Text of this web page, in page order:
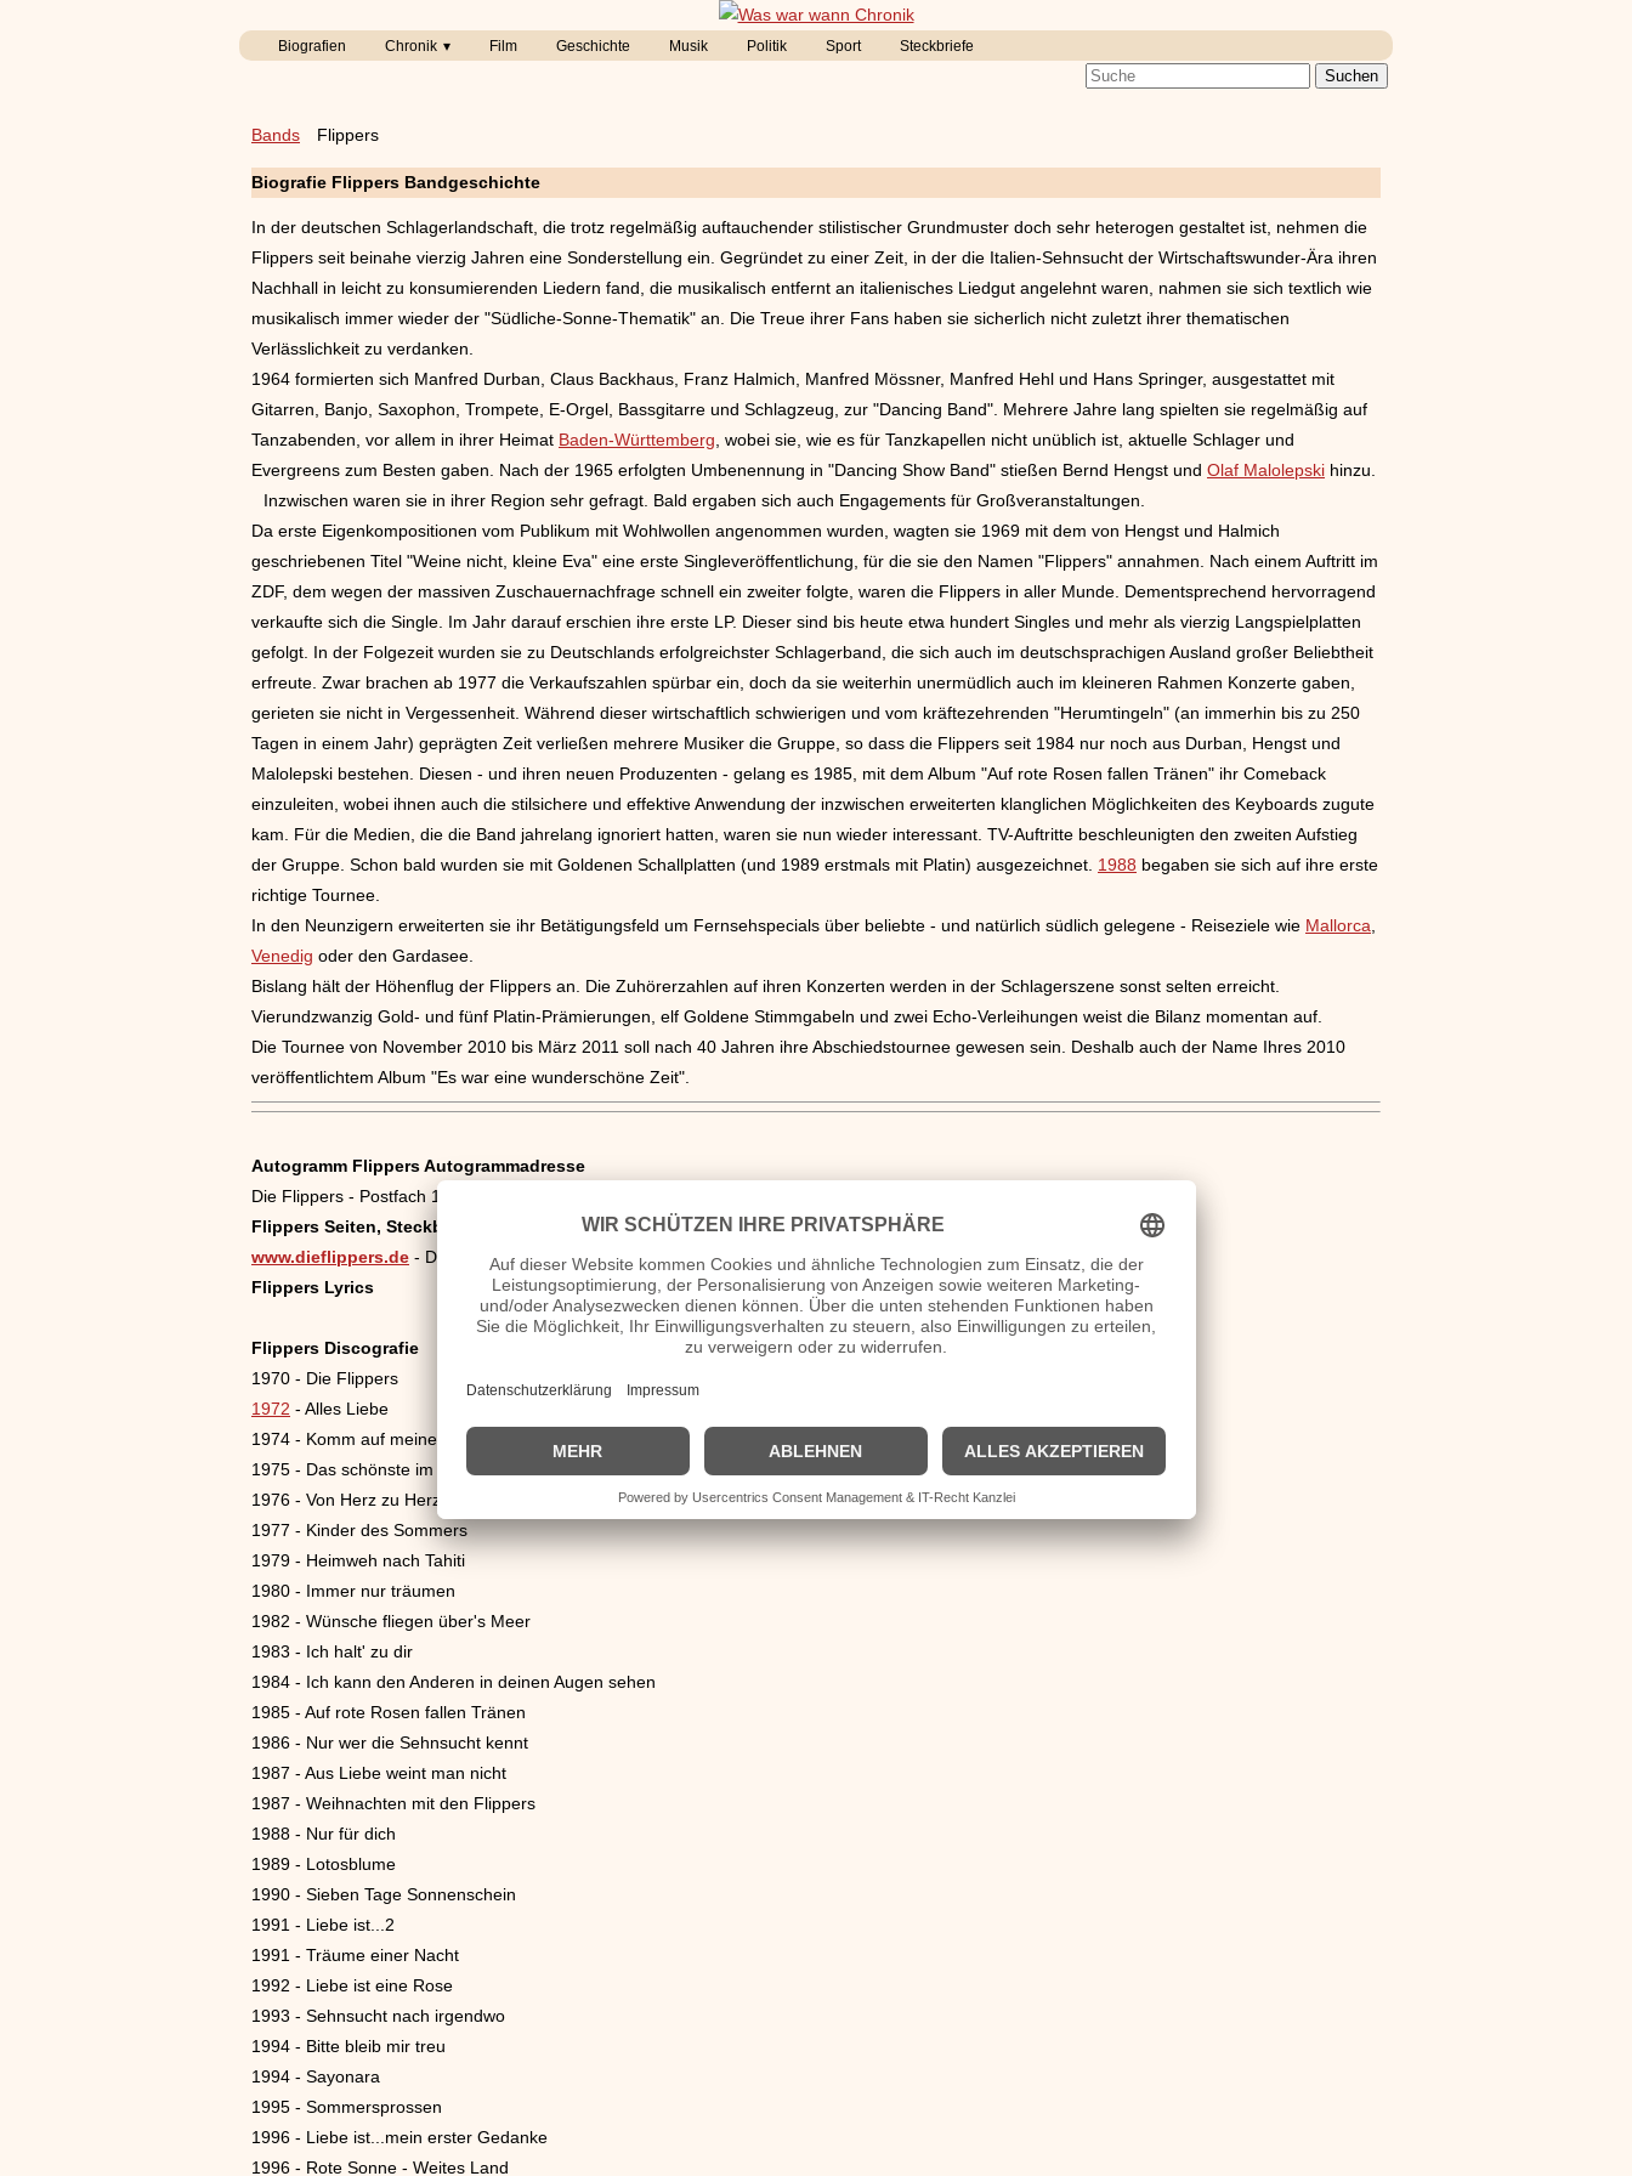
Biografien Chronik Film Geschichte Musik Politik Sport Steckbriefe
Bands Flippers
Biografie Flippers Bandgeschichte
In der deutschen Schlagerlandschaft, die trotz regelmäßig auftauchender stilistischer Grundmuster doch sehr heterogen gestaltet ist, nehmen die
Flippers seit beinahe vierzig Jahren eine Sonderstellung ein. Gegründet zu einer Zeit, in der die Italien-Sehnsucht der Wirtschaftswunder-Ära ihren
Nachhall in leicht zu konsumierenden Liedern fand, die musikalisch entfernt an italienisches Liedgut angelehnt waren, nahmen sie sich textlich wie
musikalisch immer wieder der "Südliche-Sonne-Thematik" an. Die Treue ihrer Fans haben sie sicherlich nicht zuletzt ihrer thematischen
Verlässlichkeit zu verdanken.
1964 formierten sich Manfred Durban, Claus Backhaus, Franz Halmich, Manfred Mössner, Manfred Hehl und Hans Springer, ausgestattet mit
Gitarren, Banjo, Saxophon, Trompete, E-Orgel, Bassgitarre und Schlagzeug, zur "Dancing Band". Mehrere Jahre lang spielten sie regelmäßig auf
Tanzabenden, vor allem in ihrer Heimat Baden-Württemberg , wobei sie, wie es für Tanzkapellen nicht unüblich ist, aktuelle Schlager und
Evergreens zum Besten gaben. Nach der 1965 erfolgten Umbenennung in "Dancing Show Band" stießen Bernd Hengst und Olaf Malolepski hinzu.
Inzwischen waren sie in ihrer Region sehr gefragt. Bald ergaben sich auch Engagements für Großveranstaltungen.
Da erste Eigenkompositionen vom Publikum mit Wohlwollen angenommen wurden, wagten sie 1969 mit dem von Hengst und Halmich
geschriebenen Titel "Weine nicht, kleine Eva" eine erste Singleveröffentlichung, für die sie den Namen "Flippers" annahmen. Nach einem Auftritt im
ZDF, dem wegen der massiven Zuschauernachfrage schnell ein zweiter folgte, waren die Flippers in aller Munde. Dementsprechend hervorragend
verkaufte sich die Single. Im Jahr darauf erschien ihre erste LP. Dieser sind bis heute etwa hundert Singles und mehr als vierzig Langspielplatten
gefolgt. In der Folgezeit wurden sie zu Deutschlands erfolgreichster Schlagerband, die sich auch im deutschsprachigen Ausland großer Beliebtheit
erfreute. Zwar brachen ab 1977 die Verkaufszahlen spürbar ein, doch da sie weiterhin unermüdlich auch im kleineren Rahmen Konzerte gaben,
gerieten sie nicht in Vergessenheit. Während dieser wirtschaftlich schwierigen und vom kräftezehrenden "Herumtingeln" (an immerhin bis zu 250
Tagen in einem Jahr) geprägten Zeit verließen mehrere Musiker die Gruppe, so dass die Flippers seit 1984 nur noch aus Durban, Hengst und
Malolepski bestehen. Diesen - und ihren neuen Produzenten - gelang es 1985, mit dem Album "Auf rote Rosen fallen Tränen" ihr Comeback
einzuleiten, wobei ihnen auch die stilsichere und effektive Anwendung der inzwischen erweiterten klanglichen Möglichkeiten des Keyboards zugute
kam. Für die Medien, die die Band jahrelang ignoriert hatten, waren sie nun wieder interessant. TV-Auftritte beschleunigten den zweiten Aufstieg
der Gruppe. Schon bald wurden sie mit Goldenen Schallplatten (und 1989 erstmals mit Platin) ausgezeichnet. 1988 begaben sie sich auf ihre erste
richtige Tournee.
In den Neunzigern erweiterten sie ihr Betätigungsfeld um Fernsehspecials über beliebte - und natürlich südlich gelegene - Reiseziele wie Mallorca
Venedig oder den Gardasee.
Bislang hält der Höhenflug der Flippers an. Die Zuhörerzahlen auf ihren Konzerten werden in der Schlagerszene sonst selten erreicht.
Vierundzwanzig Gold- und fünf Platin-Prämierungen, elf Goldene Stimmgabeln und zwei Echo-Verleihungen weist die Bilanz momentan auf.
Die Tournee von November 2010 bis März 2011 soll nach 40 Jahren ihre Abschiedstournee gewesen sein. Deshalb auch der Name Ihres 2010
veröffentlichtem Album "Es war eine wunderschöne Zeit".
Autogramm Flippers Autogrammadresse
Die Flippers - Postfach 1265 - 75438 Knittlingen
Flippers Seiten, Steckbrief, Kurzbio etc.
www.dieflippers.de - Die Flippers Homepage
Flippers Lyrics
Flippers Discografie
1970 - Die Flippers
1972 - Alles Liebe
1974 - Komm auf meine Insel
1975 - Das schönste im Leben
1976 - Von Herz zu Herz
1977 - Kinder des Sommers
1979 - Heimweh nach Tahiti
1980 - Immer nur träumen
1982 - Wünsche fliegen über's Meer
1983 - Ich halt' zu dir
1984 - Ich kann den Anderen in deinen Augen sehen
1985 - Auf rote Rosen fallen Tränen
1986 - Nur wer die Sehnsucht kennt
1987 - Aus Liebe weint man nicht
1987 - Weihnachten mit den Flippers
1988 - Nur für dich
1989 - Lotosblume
1990 - Sieben Tage Sonnenschein
1991 - Liebe ist...2
1991 - Träume einer Nacht
1992 - Liebe ist eine Rose
1993 - Sehnsucht nach irgendwo
1994 - Bitte bleib mir treu
1994 - Sayonara
1995 - Sommersprossen
1996 - Liebe ist...mein erster Gedanke
1996 - Rote Sonne - Weites Land